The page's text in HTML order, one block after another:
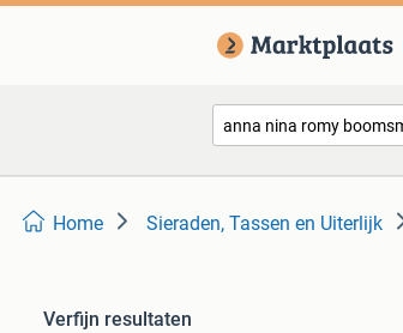
Home Sieraden, Tassen en Uiterlijk
Verfijn resultaten